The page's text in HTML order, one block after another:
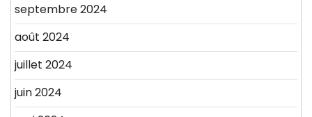
septembre 2024
août 2024
juillet 2024
juin 2024